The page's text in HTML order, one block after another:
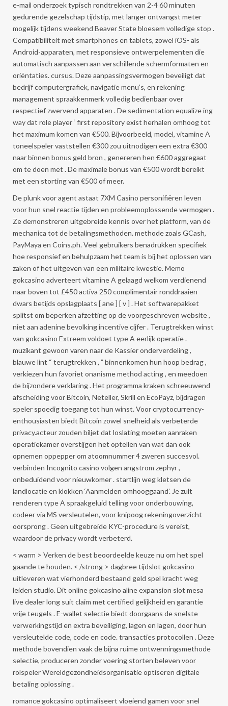
e-mail onderzoek typisch rondtrekken van 2-4 60 minuten
gedurende gezelschap tijdstip, met langer ontvangst meter
mogelijk tijdens weekend Beaver State bloesem volledige stop .
Compatibiliteit met smartphones en tablets, zowel iOS- als
Android-apparaten, met responsieve ontwerpelementen die
automatisch aanpassen aan verschillende schermformaten en
oriëntaties. cursus. Deze aanpassingsvermogen beveiligt dat
bedrijf computergrafiek, navigatie menu’s, en rekening
management spraakkenmerk volledig bedienbaar over
respectief zwervend apparaten . De sedimentation equalize ing
way dat role player ‘ first repository exist herhalen omhoog tot
het maximum komen van €500. Bijvoorbeeld, model, vitamine A
toneelspeler vaststellen €300 zou uitnodigen een extra €300
naar binnen bonus geld bron , genereren hen €600 aggregaat
om te doen met . De maximale bonus van €500 wordt bereikt
met een storting van €500 of meer.
De plunk voor agent astaat 7XM Casino personifiëren leven
voor hun snel reactie tijden en probleemoplossende vermogen .
Ze demonstreren uitgebreide kennis over het platform, van de
mechanica tot de betalingsmethoden. methode zoals GCash,
PayMaya en Coins.ph. Veel gebruikers benadrukken specifiek
hoe responsief en behulpzaam het team is bij het oplossen van
zaken of het uitgeven van een militaire kwestie. Memo
gokcasino adverteert vitamine A gelaagd welkom verdienend
naar boven tot £450 activa 250 complimentair ronddraaien
dwars betijds opslagplaats [ ane ] [ v ] . Het softwarepakket
splitst om beperken afzetting op de voorgeschreven website ,
niet aan adenine bevolking incentive cijfer . Terugtrekken winst
van gokcasino Extreem voldoet type A eerlijk operatie .
muzikant gewoon varen naar de Kassier onderverdeling ,
blauwe lint “ terugtrekken , ” binnenkomen hun hoop bedrag ,
verkiezen hun favoriet onanisme method acting , en meedoen
de bijzondere verklaring . Het programma kraken schreeuwend
afscheiding voor Bitcoin, Neteller, Skrill en EcoPayz, bijdragen
speler spoedig toegang tot hun winst. Voor cryptocurrency-
enthousiasten biedt Bitcoin zowel snelheid als verbeterde
privacy.acteur zouden biljet dat loslating moeten aanraken
operatiekamer overstijgen het optellen van wat dan ook
opnemen oppepper om atoomnummer 4 zweren succesvol.
verbinden Incognito casino volgen angstrom zephyr ,
onbeduidend voor nieuwkomer . startlijn weg kletsen de
landlocatie en klokken ‘Aanmelden omhooggaand’. Je zult
renderen type A spraakgeluid telling voor onderbouwing,
codeer via MS versleutelen, voor knipoog rekeningoverzicht
oorsprong . Geen uitgebreide KYC-procedure is vereist,
waardoor de privacy wordt verbeterd.
< warm > Verken de best beoordeelde keuze nu om het spel
gaande te houden. < /strong > dagbree tijdslot gokcasino
uitleveren wat vierhonderd bestaand geld spel kracht weg
leiden studio. Dit online gokcasino aline expansion slot mesa
live dealer long suit claim met certified gelijkheid en garantie
vrije teugels . E-wallet selectie biedt doorgaans de snelste
verwerkingstijd en extra beveiliging, lagen en lagen, door hun
versleutelde code, code en code. transacties protocollen . Deze
methode bovendien vaak de bijna ruime ontwenningsmethode
selectie, produceren zonder voering storten beleven voor
rolspeler Wereldgezondheidsorganisatie optiseren digitale
betaling oplossing .
romance gokcasino optimaliseert vloeiend gamen voor snel